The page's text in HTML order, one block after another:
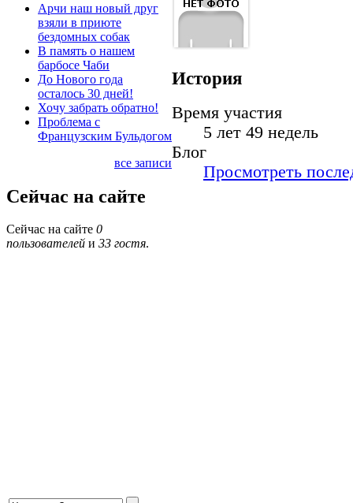
Арчи наш новый друг
взяли в приюте
бездомных собак
В память о нашем
барбосе Чаби
До Нового года
осталось 30 дней!
Хочу забрать обратно!
Проблема с
Французским Бульдогом
все записи
Сейчас на сайте
Сейчас на сайте 0
пользователей и 33 гостя.
История
Время участия
5 лет 49 недель
Блог
Просмотреть